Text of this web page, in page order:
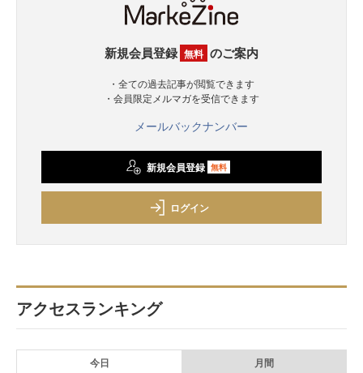
新規会員登録 無料 のご案内
・全ての過去記事が閲覧できます
・会員限定メルマガを受信できます
メールバックナンバー
新規会員登録 無料
ログイン
アクセスランキング
今日 月間